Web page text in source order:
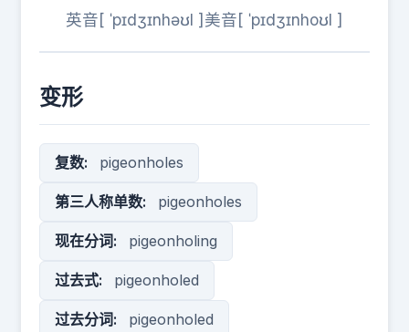
英音[ ˈpɪdʒɪnhəʊl ] 美音[ ˈpɪdʒɪnhoʊl ]
变形
复数: pigeonholes
第三人称单数: pigeonholes
现在分词: pigeonholing
过去式: pigeonholed
过去分词: pigeonholed